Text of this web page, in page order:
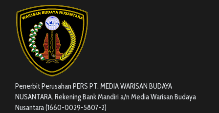
Penerbit Perusahan PERS PT. MEDIA WARISAN BUDAYA
NUSANTARA. Rekening Bank Mandiri a/n Media Warisan Budaya
Nusantara (1660-0029-5807-2)